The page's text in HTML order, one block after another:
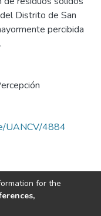
Distrito de San
percibida
UANCV/4884
for the